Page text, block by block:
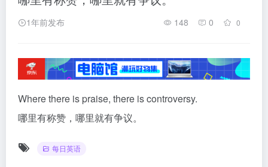
1年前发布 148 0 0
Where there is praise, there is controversy.
哪里有称赞，哪里就有争议。
每日英语